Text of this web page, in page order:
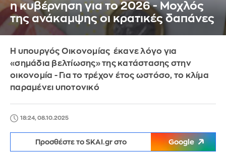
η κυβέρνηση για το 2026 - Μοχλός
της ανάκαμψης οι κρατικές δαπάνες
Η υπουργός Οικονομίας έκανε λόγο για
«σημάδια βελτίωσης» της κατάστασης στην
οικονομία - Για το τρέχον έτος ωστόσο, το κλίμα
παραμένει υποτονικό
18:24, 08.10.2025
Προσθέστε το SKAI.gr στο Google